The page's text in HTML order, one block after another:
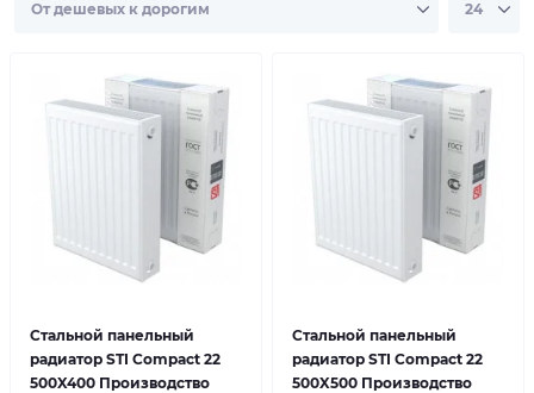
Стальной панельный
радиатор STI Compact 22
500X400 Производство
Стальной панельный
радиатор STI Compact 22
500X500 Производство